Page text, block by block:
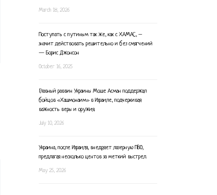
March 18, 2026
Поступать с путиным так же, как с ХАМАС, –
значит действовать решительно и без смягчений
— Борис Джонсон
October 16, 2025
Главный раввин Украины Моше Асман поддержал
бойцов «Хашмонаим» в Израиле, подчеркивая
важность веры и оружия.
July 10, 2026
Украина, после Израиля, внедряет лазерную ПВО,
предлагая несколько центов за меткий выстрел.
May 25, 2026